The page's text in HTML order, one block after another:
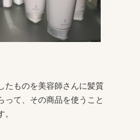
たものを美容師さんに髪質
って、その商品を使うこと